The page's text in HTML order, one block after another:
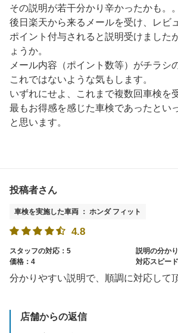
その説明が若干分かり辛かったかも。。
後日楽天から来るメールを受け、レビ
ポイント付与されると説明受けました
ょうか。
メール内容（ポイント数等）がチラシ
これではないような気もします。
いずれにせよ、これまで複数回車検を
最もお得感を感じた車検であったとい
と思います。
投稿者さん
車検を実施した車両 ： ホンダ フィット
4.8
スタッフの対応：5
説明の分か
価格：4
対応スピー
分かりやすい説明で、順調に対応して
店舗からの返信